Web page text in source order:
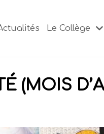
Le Collège
(MOIS